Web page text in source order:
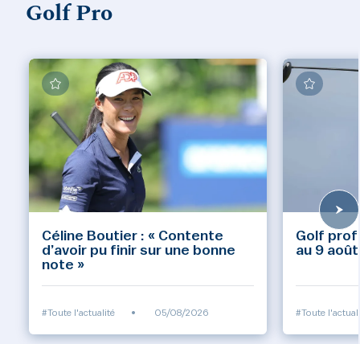
Golf Pro
Céline Boutier : « Contente
d’avoir pu finir sur une bonne
note »
#Toute l'actualité • 05/08/2026
Golf
au 9 août
#Toute